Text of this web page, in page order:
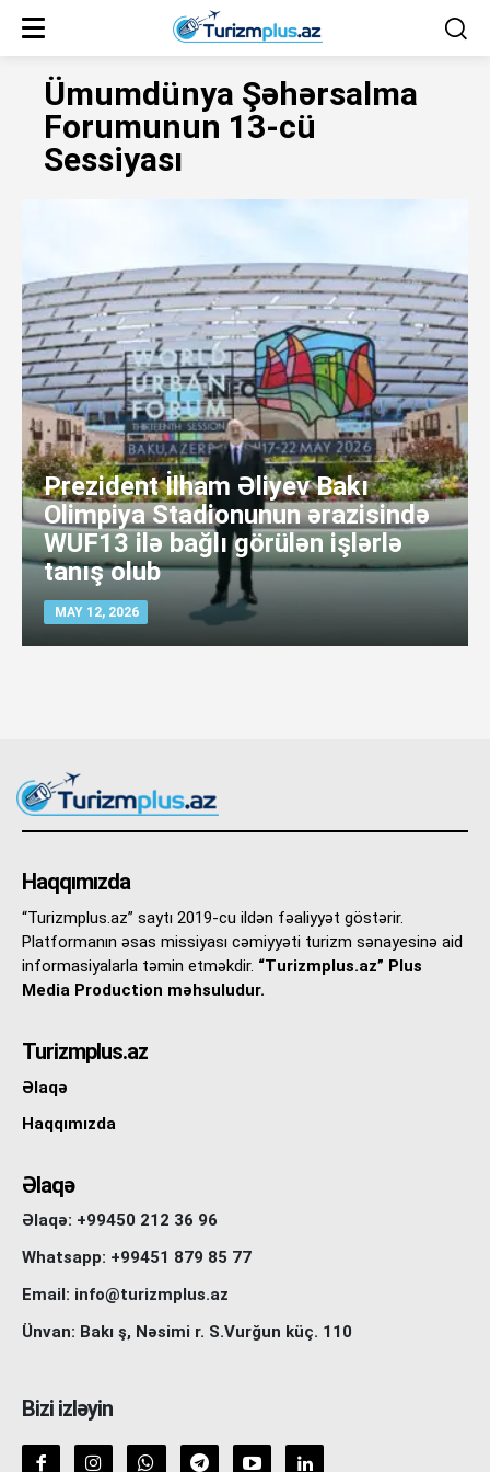
Ümumdünya Şəhərsalma
Forumunun 13-cü
Sessiyası
Prezident İlham Əliyev Bakı
Olimpiya Stadionunun ərazisində
WUF13 ilə bağlı görülən işlərlə
tanış olub
MAY 12, 2026
Haqqımızda
“Turizmplus.az” saytı 2019-cu ildən fəaliyyət göstərir.
Platformanın əsas missiyası cəmiyyəti turizm sənayesinə aid
informasiyalarla təmin etməkdir. “Turizmplus.az” Plus
Media Production məhsuludur.
Turizmplus.az
Əlaqə
Haqqımızda
Əlaqə
Əlaqə: +99450 212 36 96
Whatsapp: +99451 879 85 77
Email: info@turizmplus.az
Ünvan: Bakı ş, Nəsimi r. S.Vurğun küç. 110
Bizi izləyin